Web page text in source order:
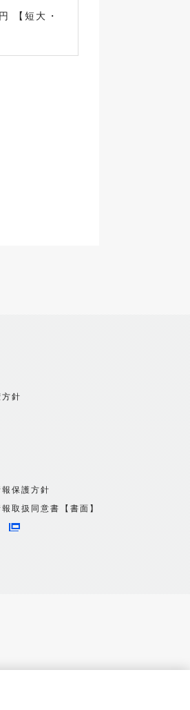
短大・
方針
保護方針
取扱同意書【書面】